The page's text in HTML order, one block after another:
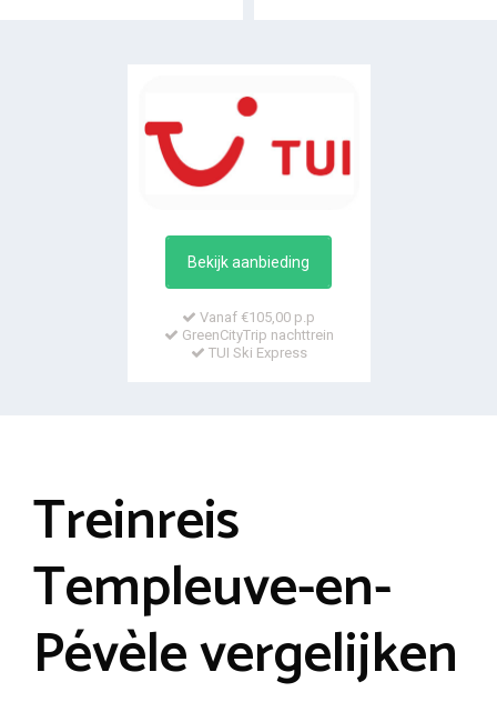
Bekijk aanbieding
Vanaf €105,00 p.p
GreenCityTrip nachttrein
TUI Ski Express
Treinreis
Templeuve-en-
Pévèle vergelijken